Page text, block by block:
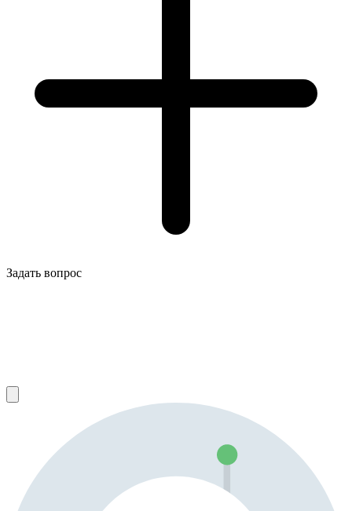
Задать вопрос